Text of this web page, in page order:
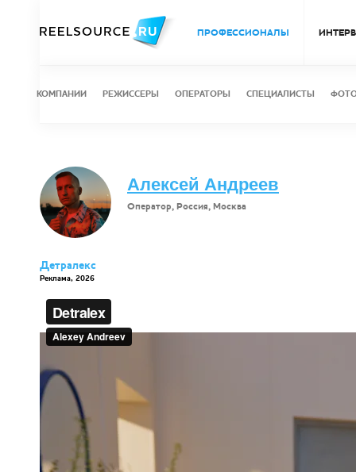
ПРОФЕССИОНАЛЫ
КОМПАНИИ РЕЖИССЕРЫ ОПЕРАТОРЫ СПЕЦИАЛИСТЫ
Алексей Андреев
Оператор, Россия, Москва
Детралекс
Реклама, 2026